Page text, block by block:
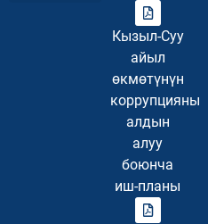
Кызыл-Суу
айыл
өкмөтүнүн
коррупцияны
алдын
алуу
боюнча
иш-планы